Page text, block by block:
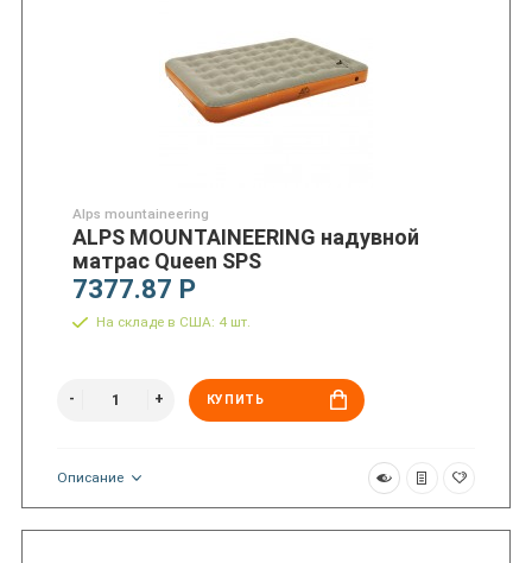
Alps mountaineering
ALPS MOUNTAINEERING надувной
матрас Queen SPS
7377.87 Р
На складе в США: 4 шт.
КУПИТЬ
Описание